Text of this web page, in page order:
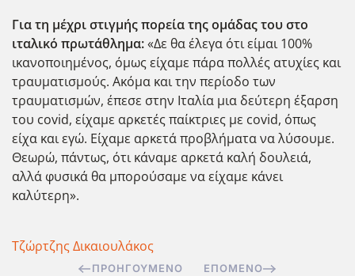
Για τη μέχρι στιγμής πορεία της ομάδας του στο
ιταλικό πρωτάθλημα:«Δε θα έλεγα ότι είμαι 100%
ικανοποιημένος, όμως είχαμε πάρα πολλές ατυχίες και
τραυματισμούς. Ακόμα και την περίοδο των
τραυματισμών, έπεσε στην Ιταλία μια δεύτερη έξαρση
του covid, είχαμε αρκετές παίκτριες με covid, όπως
είχα και εγώ. Είχαμε αρκετά προβλήματα να λύσουμε.
Θεωρώ, πάντως, ότι κάναμε αρκετά καλή δουλειά,
αλλά φυσικά θα μπορούσαμε να είχαμε κάνει
καλύτερη».
Τζώρτζης Δικαιουλάκος
ΠΡΟΗΓΟΎΜΕΝΟ ΕΠΌΜΕΝΟ